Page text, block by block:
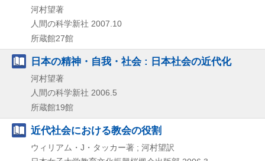
河村望著
人間の科学新社 2007.10
所蔵館27館
日本の精神・自我・社会 : 日本社会の近代化
河村望著
人間の科学新社 2006.5
所蔵館19館
近代社会における教会の役割
ウィリアム・J・タッカー著 ; 河村望訳